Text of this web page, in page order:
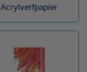
Acrylverfpapier